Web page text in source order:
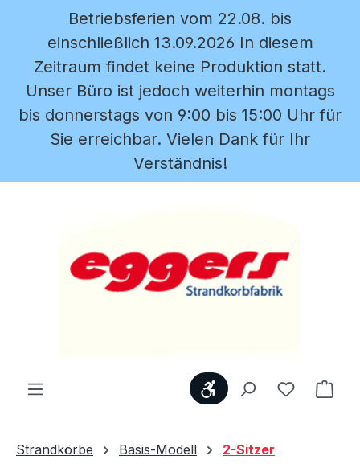
Zum Hauptinhalt springen
Betriebsferien vom 22.08. bis
einschließlich 13.09.2026 In diesem
Zeitraum findet keine Produktion statt.
Unser Büro ist jedoch weiterhin montags
bis donnerstags von 9:00 bis 15:00 Uhr für
Sie erreichbar. Vielen Dank für Ihr
Verständnis!
WerkzeugleisteDu hast 0
Strandkörbe Basis-Modell 2-Sitzer